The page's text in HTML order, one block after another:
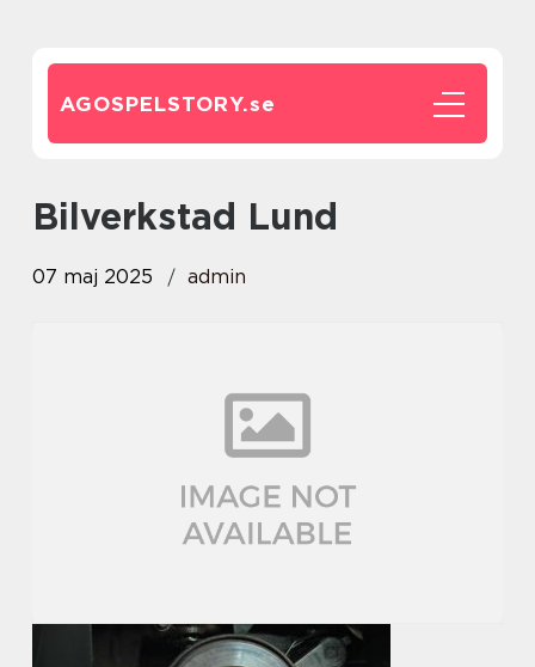
AGOSPELSTORY.se
Bilverkstad Lund
07 maj 2025 admin